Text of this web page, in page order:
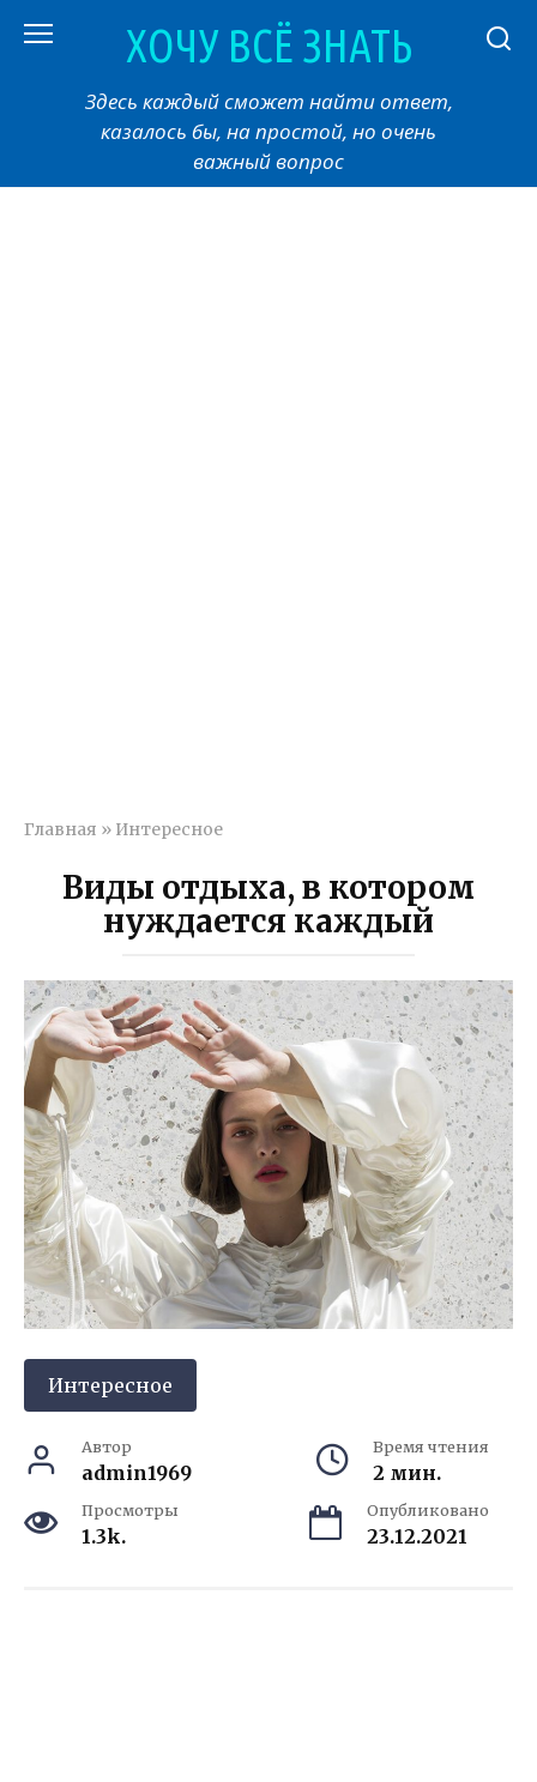
ХОЧУ ВСЁ ЗНАТЬ
Здесь каждый сможет найти ответ,
казалось бы, на простой, но очень
важный вопрос
Главная » Интересное
Виды отдыха, в котором
нуждается каждый
Интересное
Автор
admin1969
Время чтения
2 мин.
Просмотры
1.3k.
Опубликовано
23.12.2021